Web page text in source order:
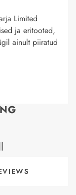
Limited
ja eritooted,
ainult piiratud